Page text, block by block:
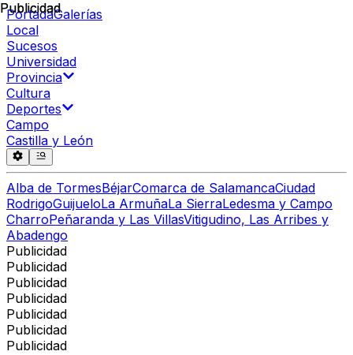
PortadaGalerías
Local
Sucesos
Universidad
Provincia
Cultura
Deportes
Campo
Castilla y León
Alba de TormesBéjarComarca de SalamancaCiudad
RodrigoGuijueloLa ArmuñaLa SierraLedesma y Campo
CharroPeñaranda y Las VillasVitigudino, Las Arribes y
Abadengo
Publicidad
Publicidad
Publicidad
Publicidad
Publicidad
Publicidad
Publicidad
Publicidad
Publicidad